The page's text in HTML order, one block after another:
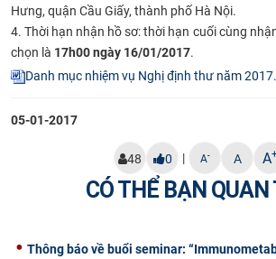
Hưng, quận Cầu Giấy, thành phố Hà Nội.
4. Thời hạn nhận hồ sơ: thời hạn cuối cùng
chọn là 17h00 ngày 16/01/2017.
Danh mục nhiệm vụ Nghị định thư năm
05-01-2017
48 0 | A- A A
CÓ THỂ BẠN
Thông báo về buổi seminar: